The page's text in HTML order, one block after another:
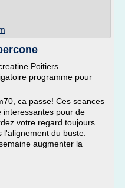
Poitiers
programme pour
ca passe! Ces seances
interessantes pour de
votre regard toujours
du buste.
augmenter la